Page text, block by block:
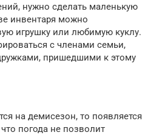
нужно сделать маленькую
инвентаря можно
игрушку или любимую куклу.
с членами семьи,
пришедшими к этому
на демисезон, то появляется
погода не позволит